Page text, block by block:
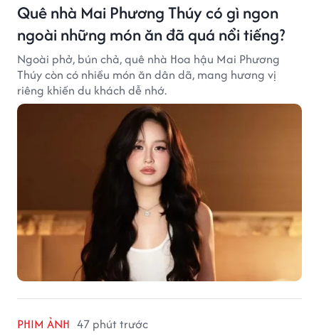
Quê nhà Mai Phương Thúy có gì ngon
ngoài những món ăn đã quá nổi tiếng?
Ngoài phở, bún chả, quê nhà Hoa hậu Mai Phương
Thúy còn có nhiều món ăn dân dã, mang hương vị
riêng khiến du khách dễ nhớ.
PHIM ẢNH 47 phút trước